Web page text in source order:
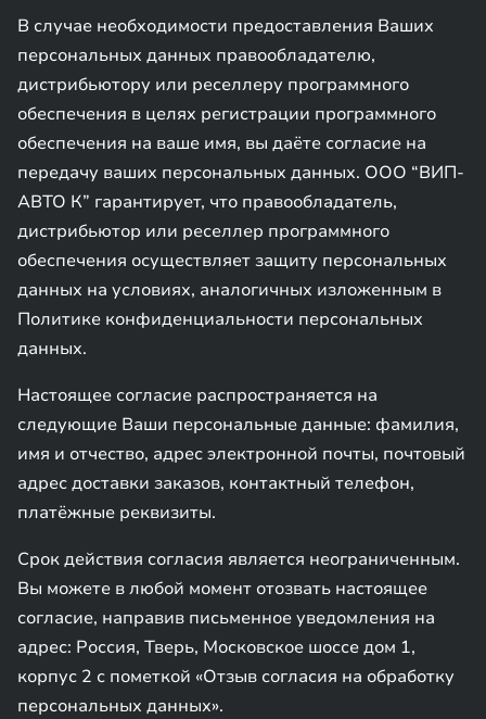
В случае необходимости предоставления Ваших
персональных данных правообладателю,
дистрибьютору или реселлеру программного
обеспечения в целях регистрации программного
обеспечения на ваше имя, вы даёте согласие на
передачу ваших персональных данных. ООО “ВИП-
АВТО К” гарантирует, что правообладатель,
дистрибьютор или реселлер программного
обеспечения осуществляет защиту персональных
данных на условиях, аналогичных изложенным в
Политике конфиденциальности персональных
данных.
Настоящее согласие распространяется на
следующие Ваши персональные данные: фамилия,
имя и отчество, адрес электронной почты, почтовый
адрес доставки заказов, контактный телефон,
платёжные реквизиты.
Срок действия согласия является неограниченным.
Вы можете в любой момент отозвать настоящее
согласие, направив письменное уведомления на
адрес: Россия, Тверь, Московское шоссе дом 1,
корпус 2 с пометкой «Отзыв согласия на обработку
персональных данных».